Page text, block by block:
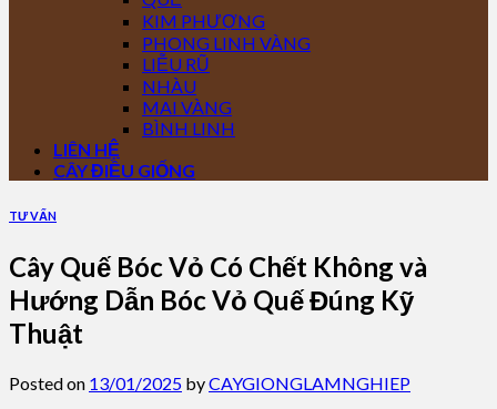
KIM PHƯỢNG
PHONG LINH VÀNG
LIỄU RŨ
NHÀU
MAI VÀNG
BÌNH LINH
LIÊN HỆ
CÂY ĐIỀU GIỐNG
TƯ VẤN
Cây Quế Bóc Vỏ Có Chết Không và
Hướng Dẫn Bóc Vỏ Quế Đúng Kỹ
Thuật
Posted on 13/01/2025 byCAYGIONGLAMNGHIEP